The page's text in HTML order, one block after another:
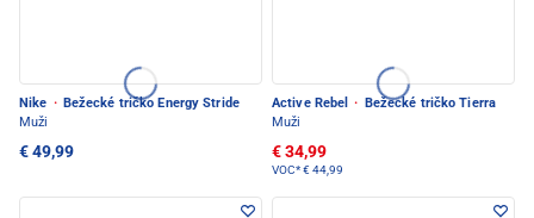
Nike · Bežecké tričko Energy Stride
Muži
€ 49,99
Active Rebel · Bežecké tričko Tierra
Muži
€ 34,99
VOC*€ 44,99